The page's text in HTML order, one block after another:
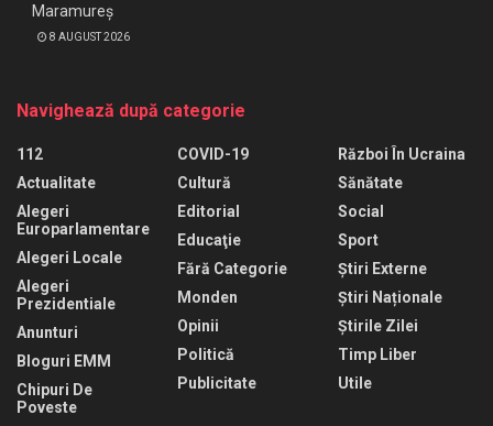
Maramureș
8 AUGUST 2026
Navighează după categorie
112
Actualitate
Alegeri
Europarlamentare
Alegeri Locale
Alegeri
Prezidentiale
Anunturi
Bloguri EMM
Chipuri De
Poveste
COVID-19
Cultură
Editorial
Educaţie
Fără Categorie
Monden
Opinii
Politică
Publicitate
Război În Ucraina
Sănătate
Social
Sport
Știri Externe
Știri Naționale
Știrile Zilei
Timp Liber
Utile